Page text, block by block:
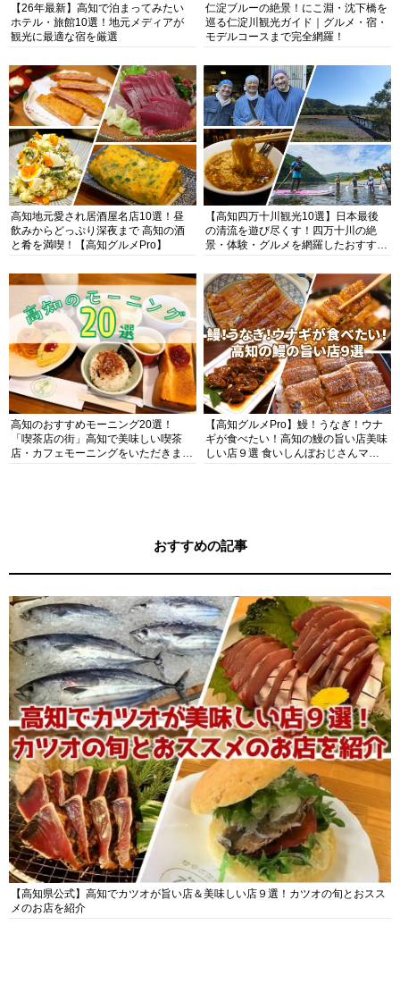
【26年最新】高知で泊まってみたい
ホテル・旅館10選！地元メディアが
観光に最適な宿を厳選
仁淀ブルーの絶景！にこ淵・沈下橋を
巡る仁淀川観光ガイド｜グルメ・宿・
モデルコースまで完全網羅！
高知地元愛され居酒屋名店10選！昼
飲みからどっぷり深夜まで 高知の酒
と肴を満喫！【高知グルメPro】
【高知四万十川観光10選】日本最後
の清流を遊び尽くす！四万十川の絶
景・体験・グルメを網羅したおすすめ
高知のおすすめモーニング20選！
「喫茶店の街」高知で美味しい喫茶
店・カフェモーニングをいただきま
【高知グルメPro】鰻！うなぎ！ウナ
ギが食べたい！高知の鰻の旨い店美味
しい店９選 食いしんぼおじさんマッ
おすすめの記事
【高知県公式】高知でカツオが旨い店＆美味しい店９選！カツオの旬とおスス
メのお店を紹介